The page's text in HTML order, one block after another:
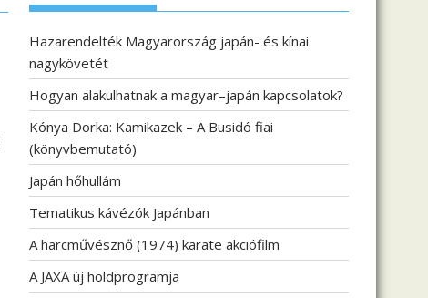
Hazarendelték Magyarország japán- és kínai
nagykövetét
Hogyan alakulhatnak a magyar–japán kapcsolatok?
Kónya Dorka: Kamikazek – A Busidó fiai
(könyvbemutató)
Japán hőhullám
Tematikus kávézók Japánban
A harcművésznő (1974) karate akciófilm
A JAXA új holdprogramja